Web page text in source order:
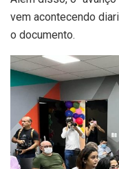
vem acontecendo
o documento.